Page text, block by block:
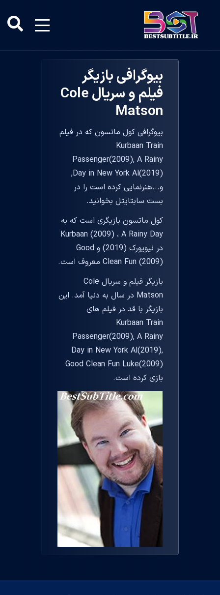
بیوگرافی بازیگر
فیلم و سریال Cole
Matson
بیوگرافی کول ماتسون که در فیلم
Kurbaan Train
Passenger(2009), A Rainy
Day in New York Al(2019),
و...هنرنمایی کرده است را در
بست سابتایتل بخوانید.
کول ماتسون بازیگری است که به
Kurbaan (2009) ، A Rainy Day
در نیویورک (2019) و Good
Clean Fun (2009) معروف است.
بازیگر فیلم و سریال Cole
Matson در سال به دنیا آمد. این
بازیگر با قد در فیلم های
Kurbaan Train
Passenger(2009), A Rainy
Day in New York Al(2019),
Good Clean Fun Luke(2009)
بازی کرده است.